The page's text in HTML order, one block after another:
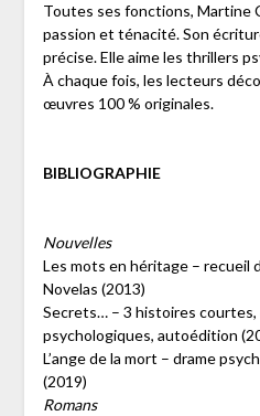
Toutes ses fonctions, Martine
passion et ténacité. Son
précise. Elle aime les thrillers
À chaque fois, les lecteurs
œuvres 100 % originales.
BIBLIOGRAPHIE
Nouvelles
Les mots en héritage – recueil
Novelas (2013)
Secrets… – 3 histoires
psychologiques, autoédition
L’ange de la mort – drame
(2019)
Romans